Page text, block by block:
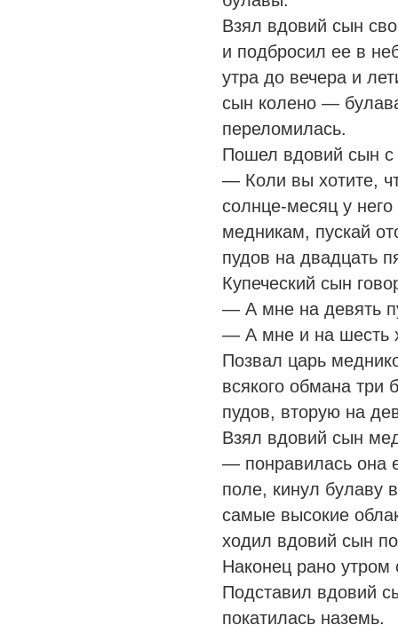
Взял вдовий сын
и подбросил ее в
утра до вечера и
сын колено —
переломилась.
Пошел вдовий сын
— Коли вы хотите,
солнце-месяц у
медникам, пускай
пудов на двадцать
Купеческий сын
— А мне на девять
— А мне и на шесть
Позвал царь
всякого обмана три
пудов, вторую на
Взял вдовий сын
— понравилась она
поле, кинул булаву
самые высокие
ходил вдовий сын
Наконец рано утром
Подставил вдовий
покатилась наземь.